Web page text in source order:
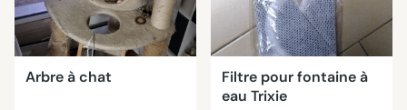
Arbre à chat
Filtre pour fontaine à
eau Trixie